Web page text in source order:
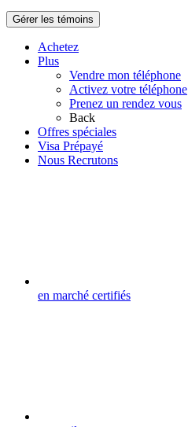
Gérer les témoins
Achetez
Plus
Vendre mon téléphone
Activez votre téléphone
Prenez un rendez vous
Back
Offres spéciales
Visa Prépayé
Nous Recrutons
en marché certifiés